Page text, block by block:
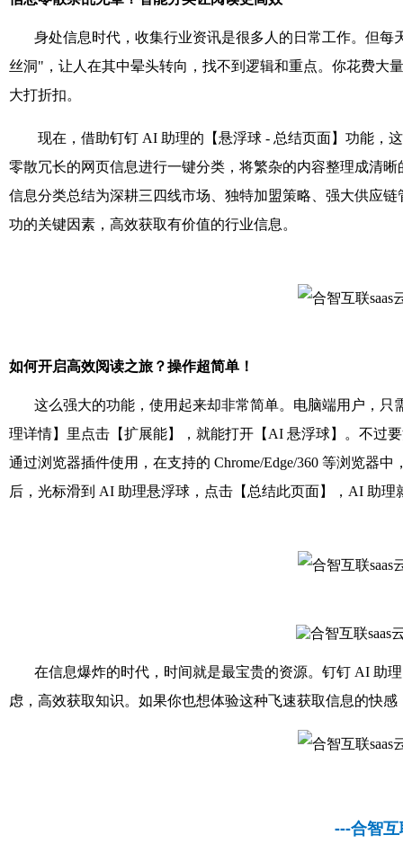
身处信息时代，收集行业资讯是很多人的日常工作。但每
丝洞"，让人在其中晕头转向，找不到逻辑和重点。你花费大
大打折扣。
现在，借助钉钉 AI 助理的【悬浮球 - 总结页面】功能，
零散冗长的网页信息进行一键分类，将繁杂的内容整理成清
信息分类总结为深耕三四线市场、独特加盟策略、强大供应
功的关键因素，高效获取有价值的行业信息。
如何开启高效阅读之旅？操作超简单！
这么强大的功能，使用起来却非常简单。电脑端用户，只
理详情】里点击【扩展能】，就能打开【AI 悬浮球】。不过
通过浏览器插件使用，在支持的 Chrome/Edge/360 等浏览器
后，光标滑到 AI 助理悬浮球，点击【总结此页面】，AI 助理
在信息爆炸的时代，时间就是最宝贵的资源。钉钉 AI 助
虑，高效获取知识。如果你也想体验这种飞速获取信息的快
---合智